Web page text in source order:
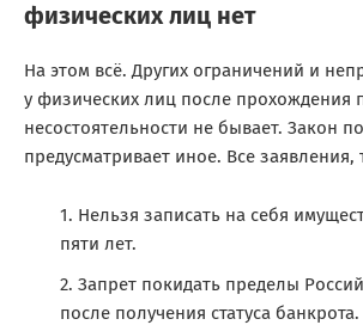
физических лиц нет
На этом всё. Других ограничений и
у физических лиц после прохождения
несостоятельности не бывает. Закон
предусматривает иное. Все заявления,
Нельзя записать на себя
пяти лет.
Запрет покидать пределы
после получения статуса банкрота.